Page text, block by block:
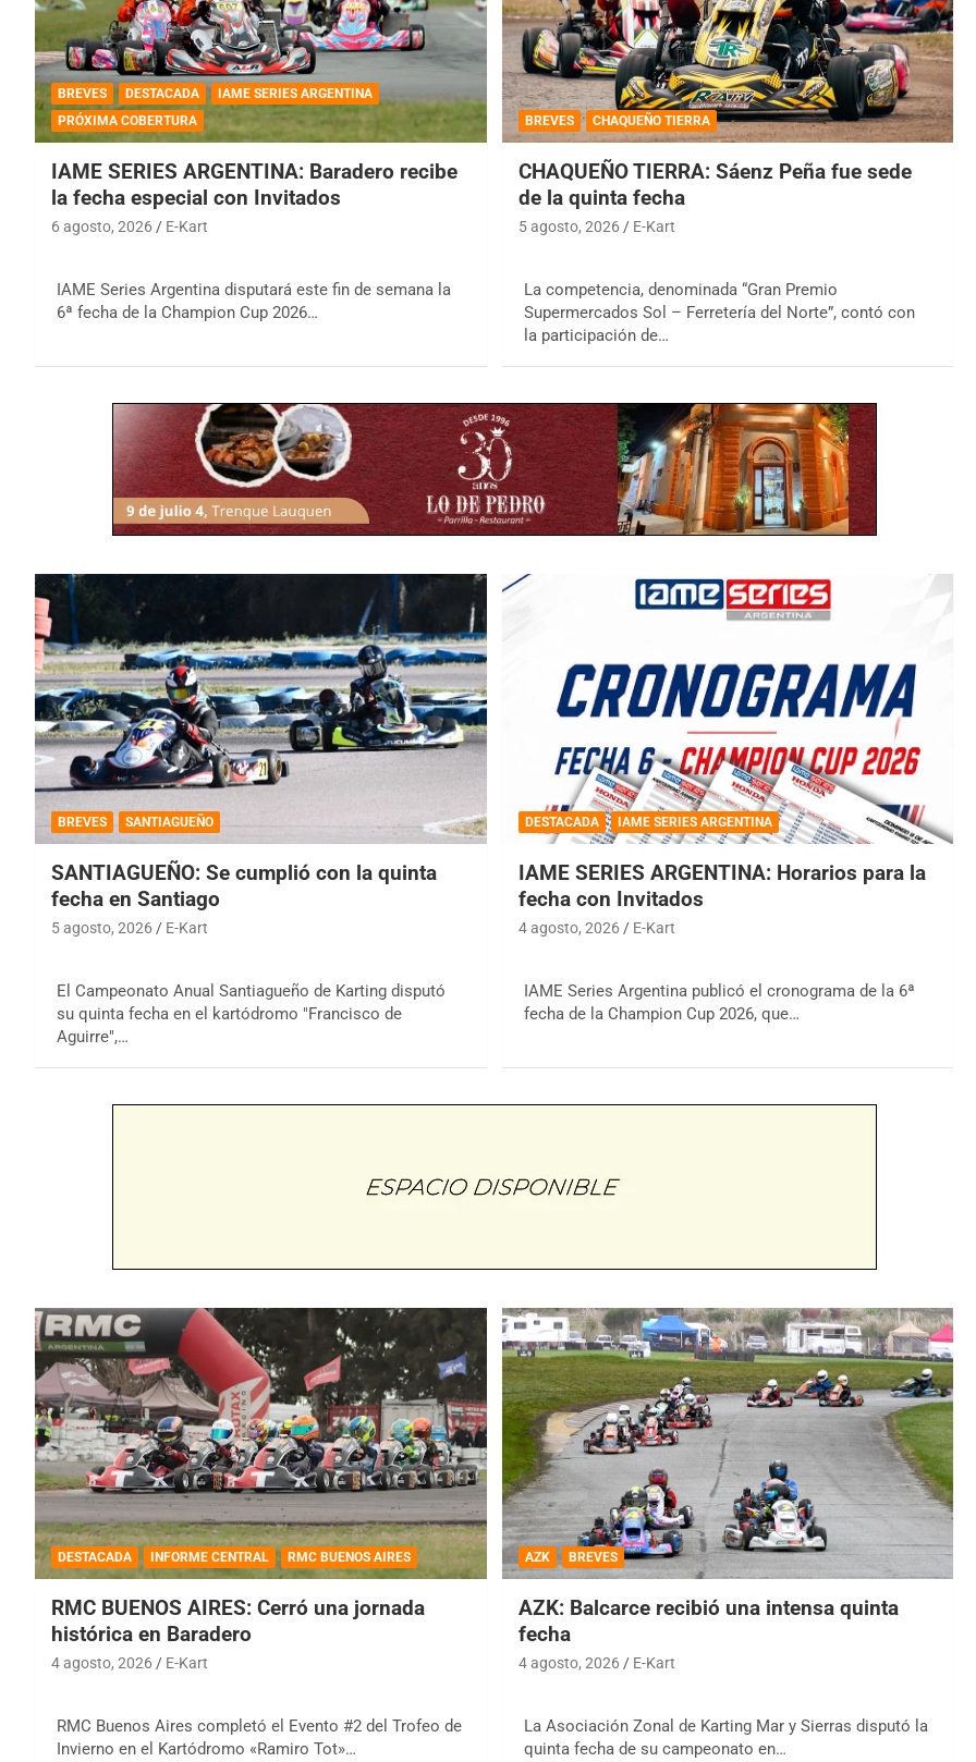
BREVES DESTACADA
IAME SERIES ARGENTINA
PRÓXIMA COBERTURA
IAME SERIES ARGENTINA: Baradero recibe
la fecha especial con Invitados
6 agosto, 2026 E-Kart
IAME Series Argentina disputará este fin de semana la
6ª fecha de la Champion Cup 2026…
BREVES CHAQUEÑO TIERRA
CHAQUEÑO TIERRA: Sáenz Peña fue sede
de la quinta fecha
5 agosto, 2026 E-Kart
La competencia, denominada “Gran Premio
Supermercados Sol – Ferretería del Norte”, contó con
la participación de…
BREVES SANTIAGUEÑO
SANTIAGUEÑO: Se cumplió con la quinta
fecha en Santiago
5 agosto, 2026 E-Kart
El Campeonato Anual Santiagueño de Karting disputó
su quinta fecha en el kartódromo "Francisco de
Aguirre",…
DESTACADA IAME SERIES ARGENTINA
IAME SERIES ARGENTINA: Horarios para la
fecha con Invitados
4 agosto, 2026 E-Kart
IAME Series Argentina publicó el cronograma de la 6ª
fecha de la Champion Cup 2026, que…
DESTACADA INFORME CENTRAL RMC BUENOS AIRES
RMC BUENOS AIRES: Cerró una jornada
histórica en Baradero
4 agosto, 2026 E-Kart
RMC Buenos Aires completó el Evento #2 del Trofeo de
Invierno en el Kartódromo «Ramiro Tot»…
AZK BREVES
AZK: Balcarce recibió una intensa quinta
fecha
4 agosto, 2026 E-Kart
La Asociación Zonal de Karting Mar y Sierras disputó la
quinta fecha de su campeonato en…